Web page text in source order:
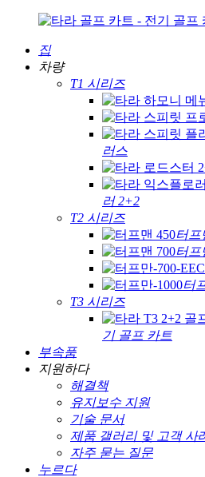
집
차량
T1 시리즈
러스
러 2+2
T2 시리즈
터프
터프
터
T3 시리즈
기 골프 카트
부속품
지원하다
해결책
유지보수 지원
기술 문서
제품 갤러리 및 고객 사
자주 묻는 질문
누르다